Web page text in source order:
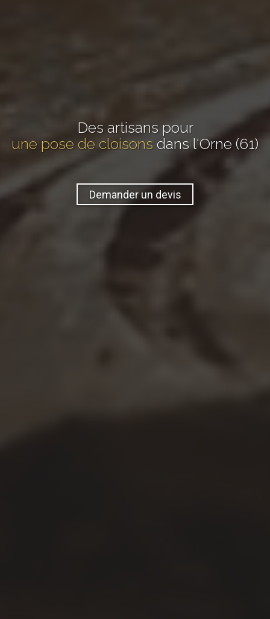
Des artisans pour
une pose de cloisons dans l'Orne (61)
Demander un devis